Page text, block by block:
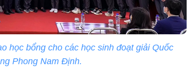
học bổng cho các học sinh đoạt giải Quốc
Phong Nam Định.